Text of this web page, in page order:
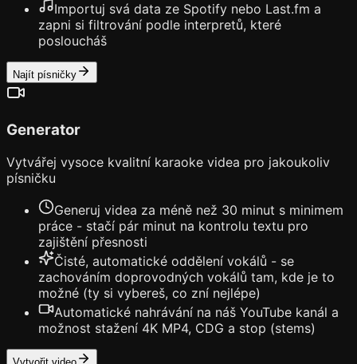
Importuj svá data ze Spotify nebo Last.fm a
zapni si filtrování podle interpretů, které
posloucháš
Najít písničky
Generator
Vytvářej vysoce kvalitní karaoke videa pro jakoukoliv
písničku
Generuj videa za méně než 30 minut s minimem
práce - stačí pár minut na kontrolu textu pro
zajištění přesnosti
Čisté, automatické oddělení vokálů - se
zachováním doprovodných vokálů tam, kde je to
možné (ty si vybereš, co zní nejlépe)
Automatické nahrávání na náš YouTube kanál a
možnost stažení 4K MP4, CDG a stop (stems)
Vytvořit video